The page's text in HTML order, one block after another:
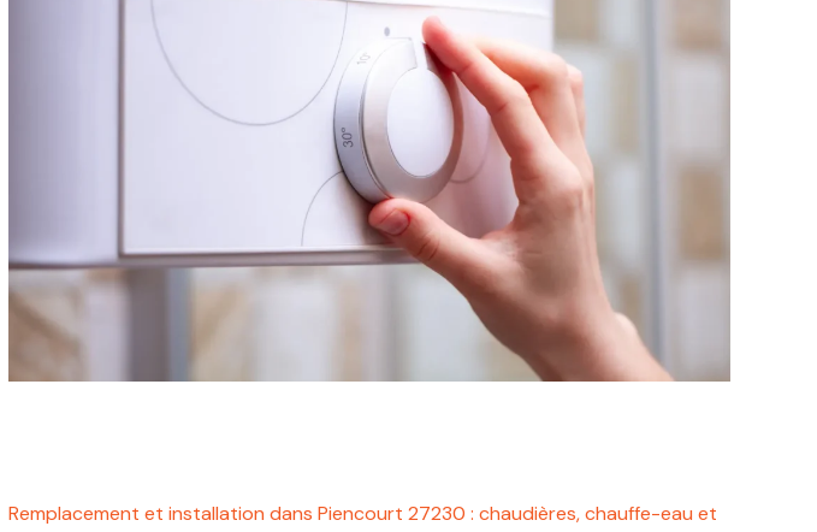
Remplacement et installation dans Piencourt 27230 : chaudières, chauffe-eau et